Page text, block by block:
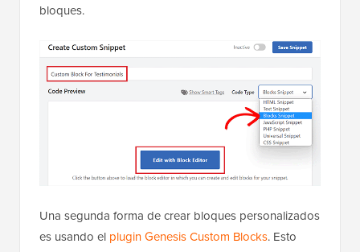
bloques.
Una segunda forma de crear bloques personalizados
es usando el plugin Genesis Custom Blocks. Esto